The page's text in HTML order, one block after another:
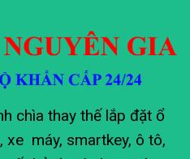
chìa thay thế lắp đặt ổ
xe máy, smartkey, ô tô,